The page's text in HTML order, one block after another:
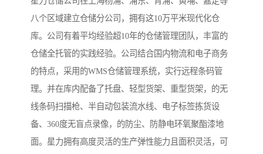
八个区域建立仓储分公司，拥有这10万平米现代化仓
库。公司有着平均经验超10年的仓储管理团队，丰富的
仓储全托管的实践经验。公司结合国内物流和电子商务
的特点，采用的WMS仓储管理系统，实行远程条码管
理。并在库内配备了托盘、轻型货架、重型货架，的无
线条码扫描枪、半自动包装流水线、电子标签拣货设
备、360度无盲点录像，的防尘、防静电环氧聚酯漆地
面。星力拥有高度灵活的生产弹性能力且面积灵活，可